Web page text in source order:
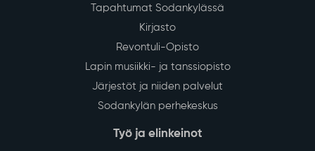
Tapahtumat Sodankylässä
Kirjasto
Revontuli-Opisto
Lapin musiikki- ja tanssiopisto
Järjestöt ja niiden palvelut
Sodankylän perhekeskus
Työ ja elinkeinot